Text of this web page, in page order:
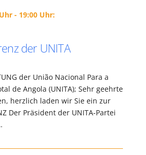
- 19:00 Uhr:
der UNITA
der União Nacional Para a
de Angola (UNITA); Sehr geehrte
herzlich laden wir Sie ein zur
Der Präsident der UNITA-Partei